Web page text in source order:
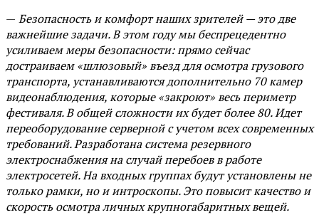
— Безопасность и комфорт наших зрителей — это две
важнейшие задачи. В этом году мы беспрецедентно
усиливаем меры безопасности: прямо сейчас
достраиваем «шлюзовый» въезд для осмотра грузового
транспорта, устанавливаются дополнительно 70 камер
видеонаблюдения, которые «закроют» весь периметр
фестиваля. В общей сложности их будет более 80. Идет
переоборудование серверной с учетом всех современных
требований. Разработана система резервного
электроснабжения на случай перебоев в работе
электросетей. На входных группах будут установлены не
только рамки, но и интроскопы. Это повысит качество и
скорость осмотра личных крупногабаритных вещей.